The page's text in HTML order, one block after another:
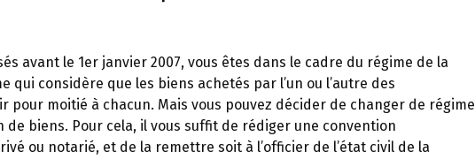
avant le 1er janvier 2007, vous êtes dans le cadre du régime de la
qui considère que les biens achetés par l’un ou l’autre des
moitié à chacun. Mais vous pouvez décider de changer de régime
biens. Pour cela, il vous suffit de rédiger une convention
ou notarié, et de la remettre soit à l’officier de l’état civil de la